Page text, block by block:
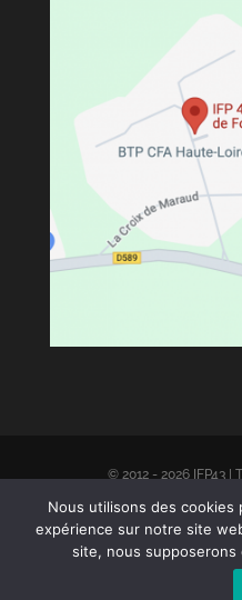
© 2012 - 2026 IFP43 |
PLAN DU SITE |MENTION
Nous utilisons des cookies
expérience sur notre site
site, nous